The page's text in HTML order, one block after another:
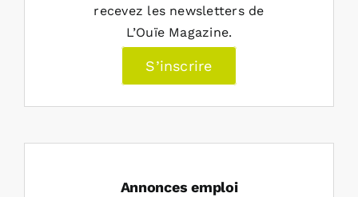
recevez les newsletters de
L’Ouïe Magazine.
S’inscrire
Annonces emploi